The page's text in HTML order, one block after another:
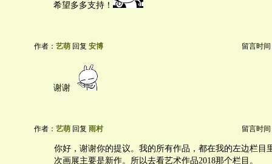
希望多多支持！
作者： 艺萌 回复 安博 留言时间
谢谢
作者： 艺萌 回复 雨村 留言时间
你好，谢谢你的提议。我的所有作品，都在我的左边栏目
次画展主要是新作。所以去看艺术作品2018那个栏目。